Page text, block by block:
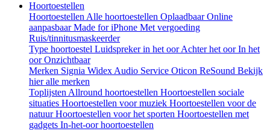
Hoortoestellen
HoortoestellenAlle hoortoestellen OplaadbaarOnline
aanpasbaarMade for iPhone Met vergoeding
Ruis/tinnitusmaskeerder
Type hoortoestel Luidspreker in het oorAchter het oorIn het
oorOnzichtbaar
Merken Signia WidexAudio Service Oticon ReSound Bekijk
hier alle merken
ToplijstenAllround hoortoestellen Hoortoestellen sociale
situaties Hoortoestellen voor muziek Hoortoestellen voor de
natuurHoortoestellen voor het sporten Hoortoestellen met
gadgets In-het-oor hoortoestellen